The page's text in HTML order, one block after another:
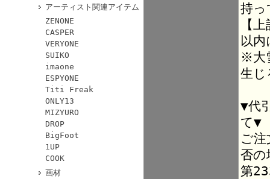
アーティスト関連アイテム
ZENONE
CASPER
VERYONE
SUIKO
imaone
ESPYONE
Titi Freak
ONLY13
MIZYURO
DROP
BigFoot
1UP
COOK
画材
持っ
【
以内
※大
生じ
▼代
て▼
ご
否の
第